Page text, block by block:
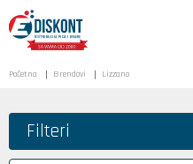
Početna Brendovi Lizzano
Filteri